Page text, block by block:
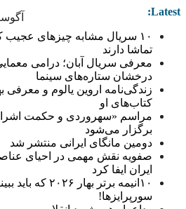
آگوست 9, Latest:
۱۰ سریال مشابه چیزهای
تماشا دارند
معرفی سریال آبان؛ درامی
درخشان ستاره‌های سینما
زندگی‌نامه اروین یالوم و معرفی
کتاب‌های او
مراسم «سهروردی و حکمت
برگزار می‌شود
دومین مانگای ایرانی منتشر شد
صفویه نقش مهمی در احیای
ایران ایفا کرد
۱۰انیمه برتر بهار
سورپرایزها!